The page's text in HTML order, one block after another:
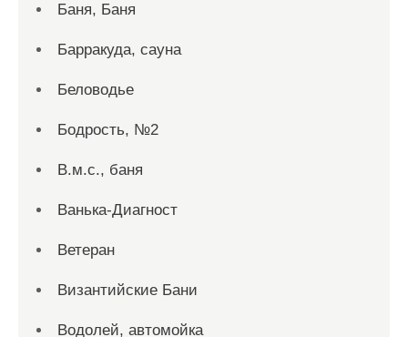
Баня, Баня
Барракуда, сауна
Беловодье
Бодрость, №2
В.м.с., баня
Ванька-Диагност
Ветеран
Византийские Бани
Водолей, автомойка